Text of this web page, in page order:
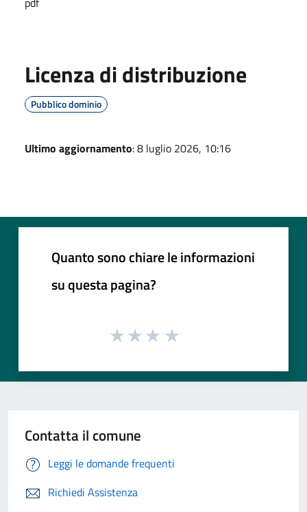
Licenza di distribuzione
Pubblico dominio
Ultimo aggiornamento: 8 luglio 2026, 10:16
Quanto sono chiare le informazioni
su questa pagina?
Contatta il comune
Leggi le domande frequenti
Richiedi Assistenza